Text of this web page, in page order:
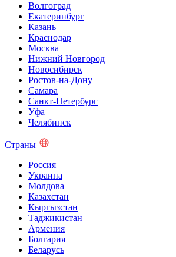
Волгоград
Екатеринбург
Казань
Краснодар
Москва
Нижний Новгород
Новосибирск
Ростов-на-Дону
Самара
Санкт-Петербург
Уфа
Челябинск
Страны
Россия
Украина
Молдова
Казахстан
Кыргызстан
Таджикистан
Армения
Болгария
Беларусь